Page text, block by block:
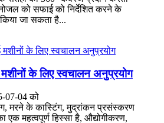
को सफाई को निर्देशित करने के
जा सकता है...
के लिए स्वचालन अनुप्रयोग
07-04 को
मरने के कास्टिंग, मुद्रांकन प्रसंस्करण
एक महत्वपूर्ण हिस्सा है, औद्योगीकरण,